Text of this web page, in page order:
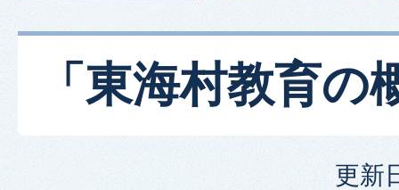
「東海村教育の
更新